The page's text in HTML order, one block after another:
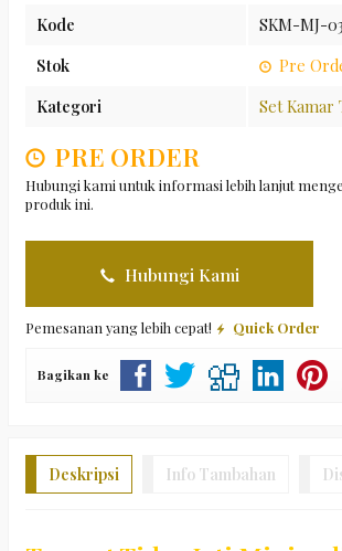
Kode
SKM-MJ-
Stok
Pre
Kategori
Set Kamar
PRE ORDER
Hubungi kami untuk informasi lebih lanjut
produk ini.
Hubungi Kami
Pemesanan yang lebih cepat! Quick Order
Bagikan ke
Deskripsi Info Tambahan